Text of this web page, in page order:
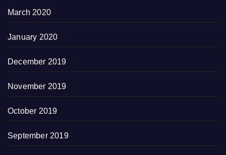
March 2020
January 2020
December 2019
November 2019
October 2019
September 2019